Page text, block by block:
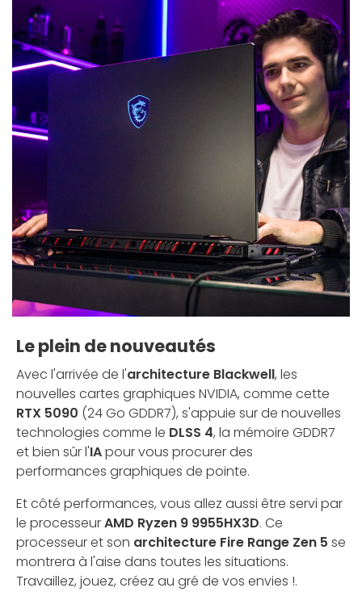
Le plein de nouveautés
Avec l'arrivée de l'architecture Blackwell, les
nouvelles cartes graphiques NVIDIA, comme cette
RTX 5090 (24 Go GDDR7), s'appuie sur de nouvelles
technologies comme le DLSS 4, la mémoire GDDR7
et bien sûr l'IApour vous procurer des
performances graphiques de pointe.
Et côté performances, vous allez aussi être servi par
le processeurAMD Ryzen 9 9955HX3D. Ce
processeur et son architecture Fire Range Zen 5 se
montrera à l'aise dans toutes les situations.
Travaillez, jouez, créez au gré de vos envies !.